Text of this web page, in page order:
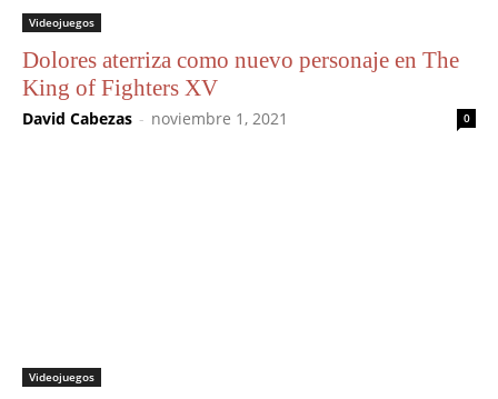
Videojuegos
Dolores aterriza como nuevo personaje en The
King of Fighters XV
David Cabezas - noviembre 1, 2021 0
Videojuegos